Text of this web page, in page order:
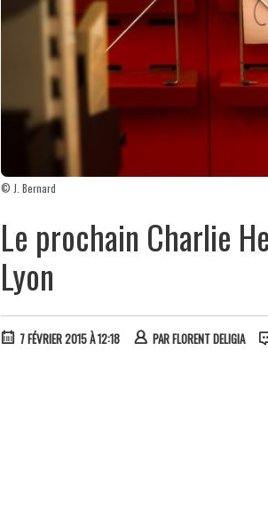
© J. Bernard
Le prochain Charlie
Lyon
7 FÉVRIER 2015 À 12:18 PARFLORENT DELIGIA